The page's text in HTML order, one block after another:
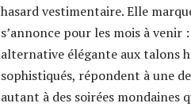
hasard vestimentaire. Elle
s’annonce pour les mois à
alternative élégante aux talons
sophistiqués, répondent à une
autant à des soirées mondaines